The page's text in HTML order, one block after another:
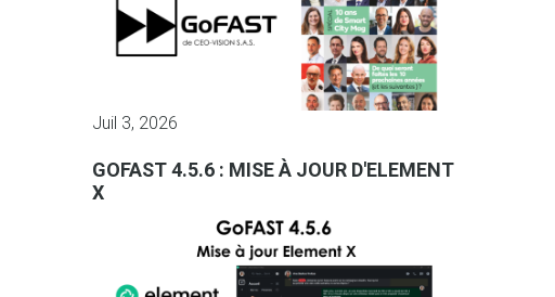
Juil 3, 2026
GOFAST 4.5.6 : MISE À JOUR D'ELEMENT
X